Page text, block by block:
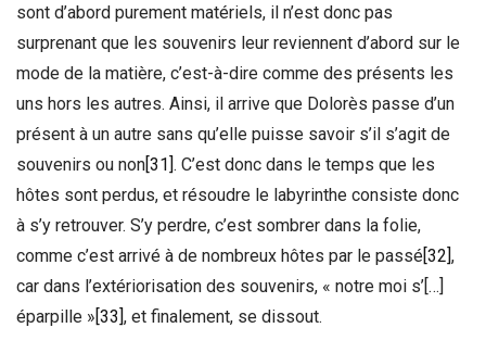
sont d’abord purement matériels, il n’est donc pas
surprenant que les souvenirs leur reviennent d’abord sur le
mode de la matière, c’est-à-dire comme des présents les
uns hors les autres. Ainsi, il arrive que Dolorès passe d’un
présent à un autre sans qu’elle puisse savoir s’il s’agit de
souvenirs ou non[31]. C’est donc dans le temps que les
hôtes sont perdus, et résoudre le labyrinthe consiste donc
à s’y retrouver. S’y perdre, c’est sombrer dans la folie,
comme c’est arrivé à de nombreux hôtes par le passé[32],
car dans l’extériorisation des souvenirs, « notre moi s’[…]
éparpille »[33], et finalement, se dissout.